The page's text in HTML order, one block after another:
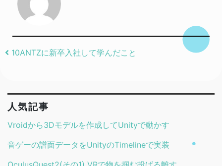
Post navigation
10ANTZに新卒入社して学んだこと
人気記事
Vroidから3Dモデルを作成してUnityで動かす
音ゲーの譜面データをUnityのTimelineで実装